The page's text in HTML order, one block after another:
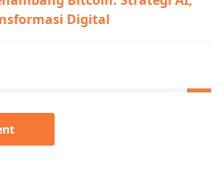
Digital